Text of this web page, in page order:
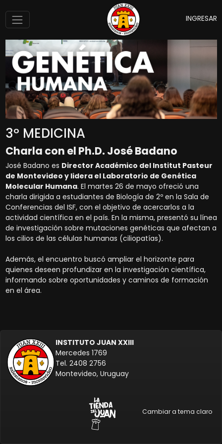
INGRESAR
3º MEDICINA
Charla con el Ph.D. José Badano
José Badano es Director Académico del Institut Pasteur
de Montevideo y lidera el Laboratorio de Genética
Molecular Humana. El martes 26 de mayo ofreció una
charla dirigida a estudiantes de Biología de 2º en la Sala de
Conferencias del ISF, con el objetivo de acercarlos a la
actividad científica en el país. En la misma, presentó su línea
de investigación sobre mutaciones genéticas que afectan a
los cilios de las células humanas (ciliopatías).
Además, el encuentro buscó ampliar el horizonte para
quienes deseen profundizar en la investigación científica,
informando sobre oportunidades y caminos de formación
en el área.
INSTITUTO JUAN XXIII
Mercedes 1769
Tel. 2408 2756
Montevideo, Uruguay
Cambiar a tema claro